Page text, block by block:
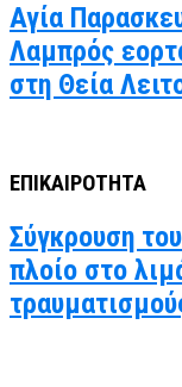
Αγία
Λαμπρός
στη Θεία
ΕΠΙΚΑΙΡΟΤΗΤΑ
Σύγκρουση
πλοίο στο